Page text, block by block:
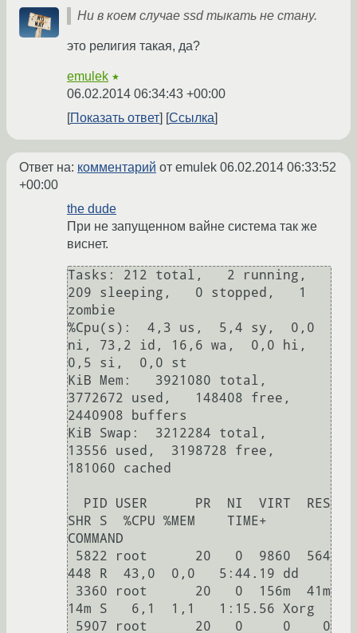
Ни в коем случае ssd тыкать не стану.
это религия такая, да?
emulek ★
06.02.2014 06:34:43 +00:00
Показать ответ
Ссылка
Ответ на: комментарий от emulek 06.02.2014 06:33:52
+00:00
the dude
При не запущенном вайне система так же
виснет.
Tasks: 212 total,   2 running,
209 sleeping,   0 stopped,   1
zombie
%Cpu(s):  4,3 us,  5,4 sy,  0,0
ni, 73,2 id, 16,6 wa,  0,0 hi,
0,5 si,  0,0 st
KiB Mem:   3921080 total,
3772672 used,   148408 free,
2440908 buffers
KiB Swap:  3212284 total,
13556 used,  3198728 free,
181060 cached
SHR S  %CPU %MEM    TIME+
COMMAND
448 R  43,0  0,0   5:44.19 dd
14m S   6,1  1,1   1:15.56 Xorg